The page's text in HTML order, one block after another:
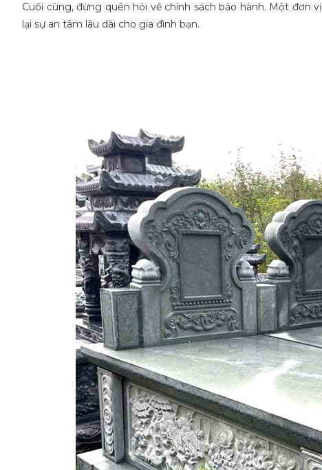
Cuối cùng, đừng quên hỏi về chính sách bảo hành. Một đơn
lại sự an tâm lâu dài cho gia đình bạn.